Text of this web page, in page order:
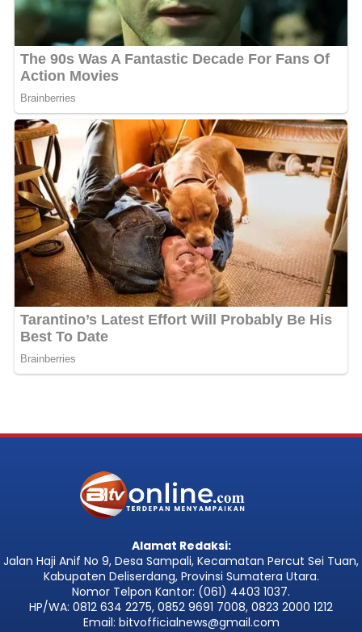
Alamat Redaksi:
Jalan Haji Anif No 9, Desa Sampali, Kecamatan Percut Sei Tuan,
Kabupaten Deliserdang, Provinsi Sumatera Utara.
Nomor Telpon Kantor: (061) 4403 1037.
HP/WA: 0812 634 2275, 0852 9691 7008, 0823 2000 1212
Email: bitvofficialnews@gmail.com